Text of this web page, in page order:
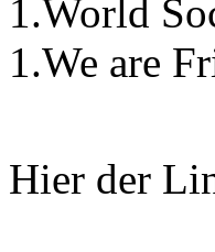
1.World
1.We are
Hier der